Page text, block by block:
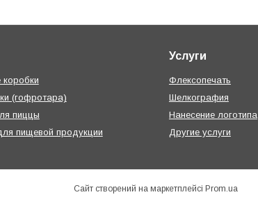
коробки
(гофротара)
пиццы
пищевой продукции
Услуги
Флексопечать
Шелкография
Нанесение логотипа
Другие услуги
Сайт створений на маркетплейсі Prom.ua